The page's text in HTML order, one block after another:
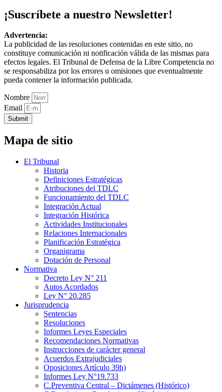
¡Suscríbete a nuestro Newsletter!
Advertencia:
La publicidad de las resoluciones contenidas en este sitio, no
constituye comunicación ni notificación válida de las mismas para
efectos legales. El Tribunal de Defensa de la Libre Competencia no
se responsabiliza por los errores u omisiones que eventualmente
pueda contener la información publicada.
Nombre
Email
Submit
Mapa de sitio
El Tribunal
Historia
Definiciones Estratégicas
Atribuciones del TDLC
Funcionamiento del TDLC
Integración Actual
Integración Histórica
Actividades Institucionales
Relaciones Internacionales
Planificación Estratégica
Organigrama
Dotación de Personal
Normativa
Decreto Ley N° 211
Autos Acordados
Ley N° 20.285
Jurisprudencia
Sentencias
Resoluciones
Informes Leyes Especiales
Recomendaciones Normativas
Instrucciones de carácter general
Acuerdos Extrajudiciales
Oposiciones Artículo 39h)
Informes Ley N°19.733
C.Preventiva Central – Dictámenes (Histórico)